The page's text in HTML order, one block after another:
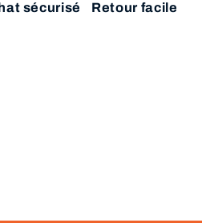
sécurisé Retour facile